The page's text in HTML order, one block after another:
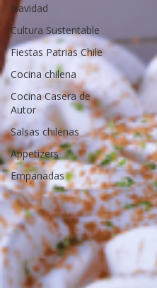
Navidad
Cultura Sustentable
Fiestas Patrias Chile
Cocina chilena
Cocina Casera de
Autor
Salsas chilenas
Appetizers
Empanadas